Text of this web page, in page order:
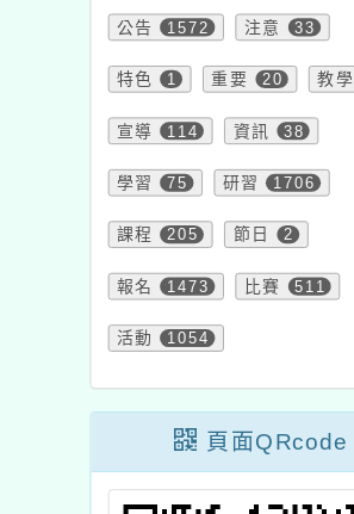
公告 1572 注意 33
特色 1 重要 20 教學
宣導 114 資訊 38
學習 75 研習 1706
課程 205 節日 2
報名 1473 比賽 511
活動 1054
頁面QRcode